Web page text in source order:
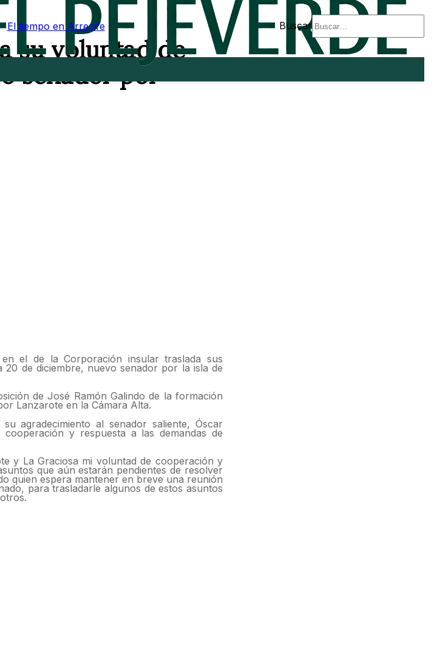
El tiempo en Arrecife Buscar
su voluntad de
senador por
el de la Corporación insular traslada sus
20 de diciembre, nuevo senador por la isla de
de José Ramón Galindo de la formación
Lanzarote en la Cámara Alta.
agradecimiento al senador saliente, Óscar
y respuesta a las demandas de
y La Graciosa mi voluntad de cooperación y
que aún estarán pendientes de resolver
quien espera mantener en breve una reunión
para trasladarle algunos de estos asuntos
otros.